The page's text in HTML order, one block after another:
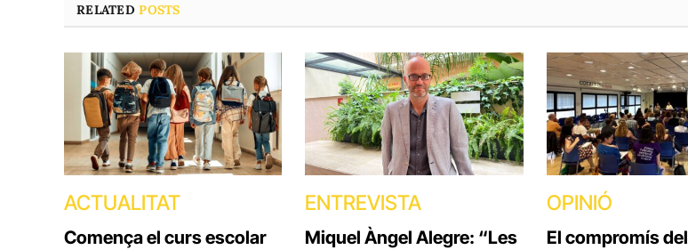
RELATEDPOSTS
ACTUALITAT
Comença el curs escolar
ENTREVISTA
Miquel Àngel Alegre: “Les
OPINIÓ
El compromís del